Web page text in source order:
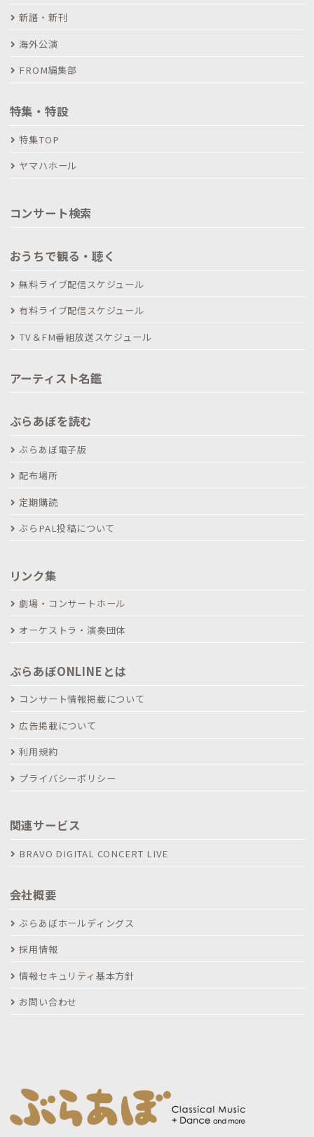
新譜・新刊
海外公演
FROM編集部
特集・特設
特集TOP
ヤマハホール
コンサート検索
おうちで観る・聴く
無料ライブ配信スケジュール
有料ライブ配信スケジュール
TV＆FM番組放送スケジュール
アーティスト名鑑
ぶらあぼを読む
ぶらあぼ電子版
配布場所
定期購読
ぶらPAL投稿について
リンク集
劇場・コンサートホール
オーケストラ・演奏団体
ぶらあぼONLINEとは
コンサート情報掲載について
広告掲載について
利用規約
プライバシーポリシー
関連サービス
BRAVO DIGITAL CONCERT LIVE
会社概要
ぶらあぼホールディングス
採用情報
情報セキュリティ基本方針
お問い合わせ